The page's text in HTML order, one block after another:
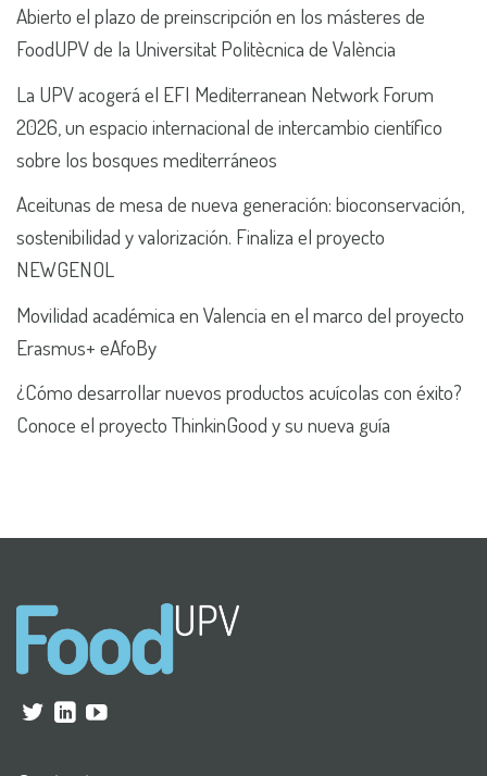
Abierto el plazo de preinscripción en los másteres de
FoodUPV de la Universitat Politècnica de València
La UPV acogerá el EFI Mediterranean Network Forum
2026, un espacio internacional de intercambio científico
sobre los bosques mediterráneos
Aceitunas de mesa de nueva generación: bioconservación,
sostenibilidad y valorización. Finaliza el proyecto
NEWGENOL
Movilidad académica en Valencia en el marco del proyecto
Erasmus+ eAfoBy
¿Cómo desarrollar nuevos productos acuícolas con éxito?
Conoce el proyecto ThinkinGood y su nueva guía